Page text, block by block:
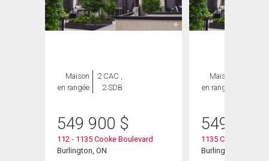
Maison
en rangée
2 CAC ,
2 SDB
549 900 $
112 - 1135 Cooke Boulevard
Burlington, ON
Maison
en rangée
549 900
1135 Cooke
Burlington, ON